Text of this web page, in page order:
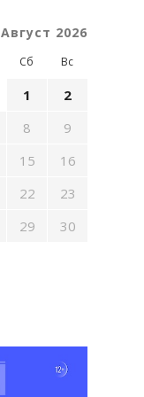
Август 2026
Сб Вс
1
2
8
9
15
16
22
23
29
30